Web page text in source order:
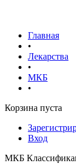
Главная
•
Лекарства
•
МКБ
•
Корзина пуста
Вход
МКБ